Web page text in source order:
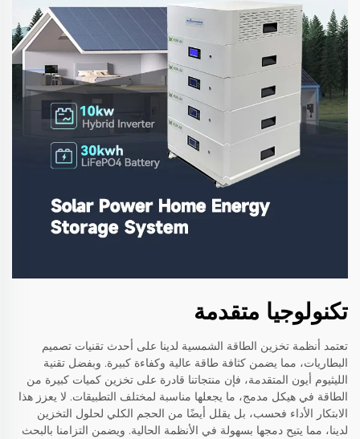
تكنولوجيا متقدمة
تعتمد أنظمة تخزين الطاقة الشمسية لدينا على أحدث تقنيات تصميم
البطاريات، مما يضمن كثافة طاقة عالية وكفاءة كبيرة. وبفضل تقنية
الليثيوم أيون المتقدمة، فإن منتجاتنا قادرة على تخزين كميات كبيرة من
الطاقة في هيكل مدمج، ما يجعلها مناسبة لمختلف التطبيقات. لا يعزز هذا
الابتكار الأداء فحسب، بل يقلل أيضًا من الحجم الكلي لحلول التخزين
لدينا، مما يتيح دمجها بسهولة في الأنظمة الحالية. ويضمن التزامنا بالبحث